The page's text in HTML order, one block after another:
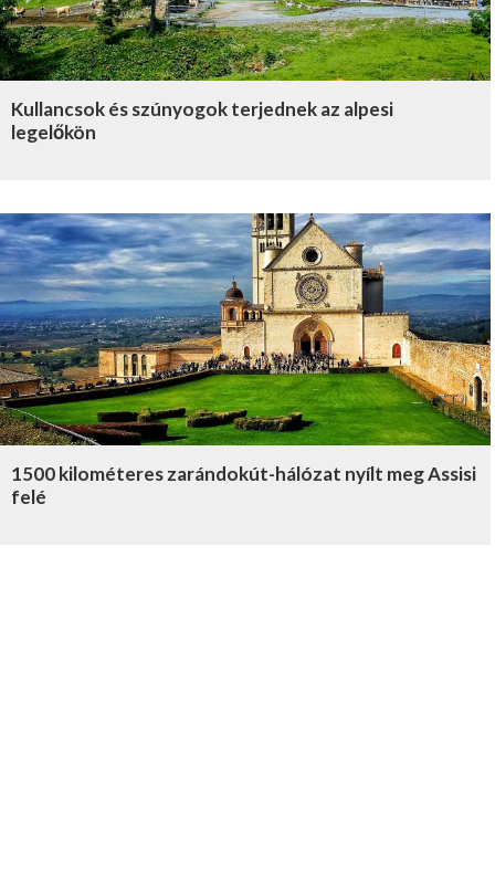
Kullancsok és szúnyogok terjednek az alpesi
legelőkön
1500 kilométeres zarándokút-hálózat nyílt meg Assisi
felé